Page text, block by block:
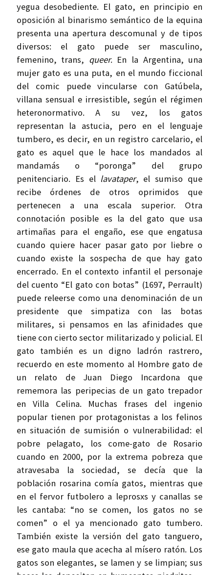
yegua desobediente. El gato, en principio en
oposición al binarismo semántico de la equina
presenta una apertura descomunal y de tipos
diversos: el gato puede ser masculino,
femenino, trans, queer. En la Argentina, una
mujer gato es una puta, en el mundo ficcional
del comic puede vincularse con Gatúbela,
villana sensual e irresistible, según el régimen
heteronormativo. A su vez, los gatos
representan la astucia, pero en el lenguaje
tumbero, es decir, en un registro carcelario, el
gato es aquel que le hace los mandados al
mandamás o “poronga” del grupo
penitenciario. Es ellavataper, el sumiso que
recibe órdenes de otros oprimidos que
pertenecen a una escala superior. Otra
connotación posible es la del gato que usa
artimañas para el engaño, ese que engatusa
cuando quiere hacer pasar gato por liebre o
cuando existe la sospecha de que hay gato
encerrado. En el contexto infantil el personaje
del cuento “El gato con botas” (1697, Perrault)
puede releerse como una denominación de un
presidente que simpatiza con las botas
militares, si pensamos en las afinidades que
tiene con cierto sector militarizado y policial. El
gato también es un digno ladrón rastrero,
recuerdo en este momento al Hombre gato de
un relato de Juan Diego Incardona que
rememora las peripecias de un gato trepador
en Villa Celina. Muchas frases del ingenio
popular tienen por protagonistas a los felinos
en situación de sumisión o vulnerabilidad: el
pobre pelagato, los come-gato de Rosario
cuando en 2000, por la extrema pobreza que
atravesaba la sociedad, se decía que la
población rosarina comía gatos, mientras que
en el fervor futbolero a leprosxs y canallas se
les cantaba: “no se comen, los gatos no se
comen” o el ya mencionado gato tumbero.
También existe la versión del gato tanguero,
ese gato maula que acecha al mísero ratón. Los
gatos son elegantes, se lamen y se limpian; sus